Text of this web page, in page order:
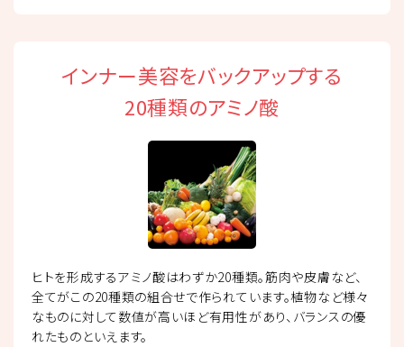
インナー美容をバックアップする
20種類のアミノ酸
ヒトを形成するアミノ酸はわずか20種類。筋肉や皮膚など、
全てがこの20種類の組合せで作られています。植物など様々
なものに対して数値が高いほど有用性があり、バランスの優
れたものといえます。